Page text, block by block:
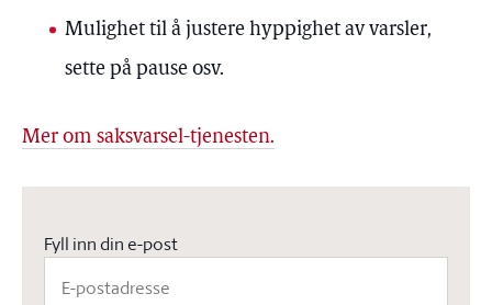
Mulighet til å justere hyppighet av varsler,
sette på pause osv.
Mer om saksvarsel-tjenesten.
Fyll inn din e-post